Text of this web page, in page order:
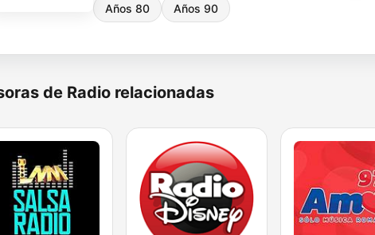
Años 80 Años 90
de Radio relacionadas